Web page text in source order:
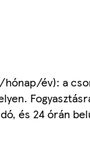
hónap/év): a
és 24 órán